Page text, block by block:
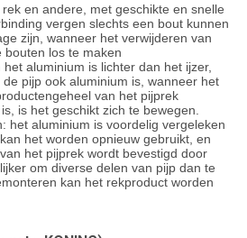
en andere, met geschikte en snelle
vergen slechts een bout kunnen
zijn, wanneer het verwijderen van
los te maken
aluminium is lichter dan het ijzer,
pijp ook aluminium is, wanneer het
van het pijprek
is het geschikt zich te bewegen.
het aluminium is voordelig vergeleken
het worden opnieuw gebruikt, en
het pijprek wordt bevestigd door
om diverse delen van pijp dan te
kan het rekproduct worden